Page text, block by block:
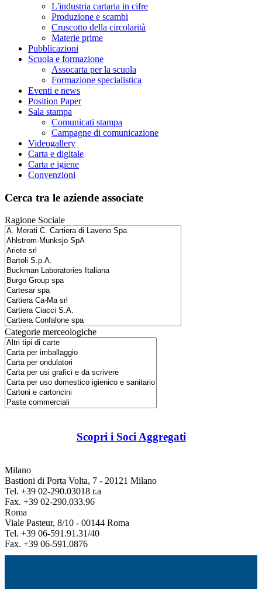
L'industria cartaria in cifre
Produzione e scambi
Cruscotto della circolarità
Materie prime
Pubblicazioni
Scuola e formazione
Assocarta per la scuola
Formazione specialistica
Eventi e news
Position Paper
Sala stampa
Comunicati stampa
Campagne di comunicazione
Videogallery
Carta e digitale
Carta e igiene
Convenzioni
Cerca tra le aziende associate
Ragione Sociale
Categorie merceologiche
Scopri i Soci Aggregati
Milano
Bastioni di Porta Volta, 7 - 20121 Milano
Tel. +39 02-290.03018 r.a
Fax. +39 02-290.033.96
Roma
Viale Pasteur, 8/10 - 00144 Roma
Tel. +39 06-591.91.31/40
Fax. +39 06-591.0876